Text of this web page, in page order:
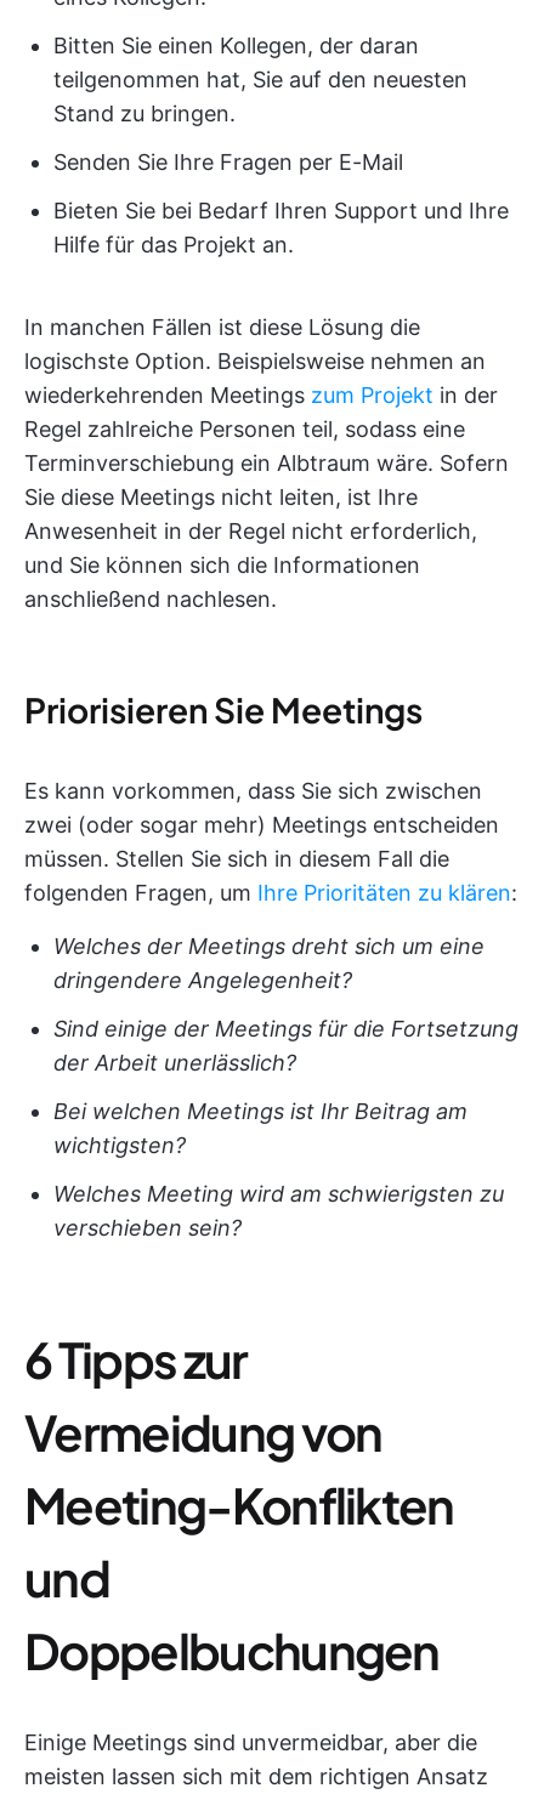
Bitten Sie einen Kollegen, der daran
teilgenommen hat, Sie auf den neuesten
Stand zu bringen.
Senden Sie Ihre Fragen per E-Mail
Bieten Sie bei Bedarf Ihren Support und Ihre
Hilfe für das Projekt an.
In manchen Fällen ist diese Lösung die
logischste Option. Beispielsweise nehmen an
wiederkehrenden Meetings zum Projekt in der
Regel zahlreiche Personen teil, sodass eine
Terminverschiebung ein Albtraum wäre. Sofern
Sie diese Meetings nicht leiten, ist Ihre
Anwesenheit in der Regel nicht erforderlich,
und Sie können sich die Informationen
anschließend nachlesen.
Priorisieren Sie Meetings
Es kann vorkommen, dass Sie sich zwischen
zwei (oder sogar mehr) Meetings entscheiden
müssen. Stellen Sie sich in diesem Fall die
folgenden Fragen, um Ihre Prioritäten zu klären:
Welches der Meetings dreht sich um eine
dringendere Angelegenheit?
Sind einige der Meetings für die Fortsetzung
der Arbeit unerlässlich?
Bei welchen Meetings ist Ihr Beitrag am
wichtigsten?
Welches Meeting wird am schwierigsten zu
verschieben sein?
6 Tipps zur
Vermeidung von
Meeting-Konflikten
und
Doppelbuchungen
Einige Meetings sind unvermeidbar, aber die
meisten lassen sich mit dem richtigen Ansatz